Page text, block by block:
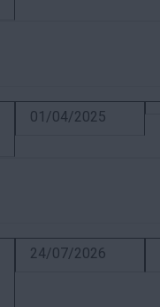
01/04/2025
24/07/2026